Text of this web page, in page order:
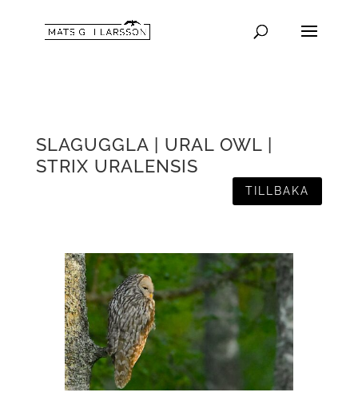
SLAGUGGLA | URAL OWL |
STRIX URALENSIS
TILLBAKA